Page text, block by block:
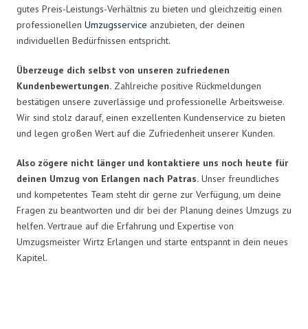
gutes Preis-Leistungs-Verhältnis zu bieten und gleichzeitig einen
professionellen Umzugsservice anzubieten, der deinen
individuellen Bedürfnissen entspricht.
Überzeuge dich selbst von unseren zufriedenen
Kundenbewertungen. Zahlreiche positive Rückmeldungen
bestätigen unsere zuverlässige und professionelle Arbeitsweise.
Wir sind stolz darauf, einen exzellenten Kundenservice zu bieten
und legen großen Wert auf die Zufriedenheit unserer Kunden.
Also zögere nicht länger und kontaktiere uns noch heute für
deinen Umzug von Erlangen nach Patras. Unser freundliches
und kompetentes Team steht dir gerne zur Verfügung, um deine
Fragen zu beantworten und dir bei der Planung deines Umzugs zu
helfen. Vertraue auf die Erfahrung und Expertise von
Umzugsmeister Wirtz Erlangen und starte entspannt in dein neues
Kapitel.